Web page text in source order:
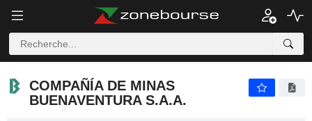
COMPAÑÍA DE MINAS
BUENAVENTURA S.A.A.